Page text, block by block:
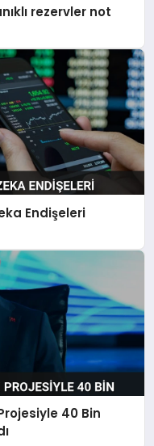
rezervler not
Endişeleri
40 Bin